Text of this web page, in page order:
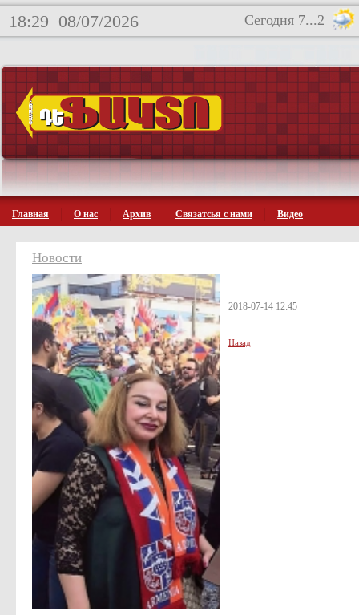
18:29 08/07/2026 Сегодня 7...2
Главная О нас Архив Связатсья с нами Видео
Новости
2018-07-14 12:45
Назад